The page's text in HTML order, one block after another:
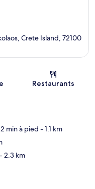
Crete Island, 72100
Restaurants
min à pied - 1.1 km
- 2.3 km